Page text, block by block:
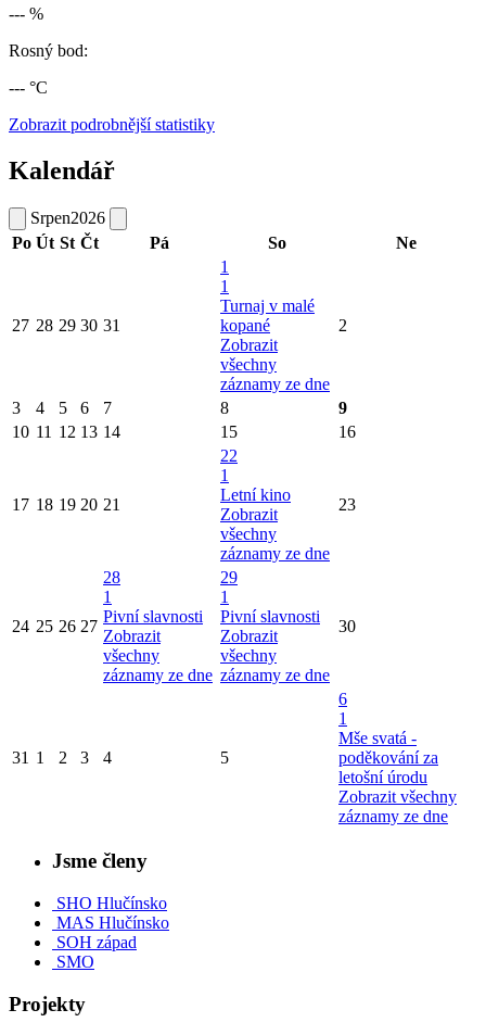
--- %
Rosný bod:
--- °C
Zobrazit podrobnější statistiky
Kalendář
Srpen2026
Po Út St Čt Pá So Ne
27 28 29 30 31
1
1
Turnaj v malé
kopané
Zobrazit
všechny
záznamy ze dne
2
3 4 5 6 7 8
9
10 11 12 13 14 15 16
17 18 19 20 21
22
1
Letní kino
Zobrazit
všechny
záznamy ze dne
23
24 25 26 27
28
1
Pivní slavnosti
Zobrazit
všechny
záznamy ze dne
29
1
Pivní slavnosti
Zobrazit
všechny
záznamy ze dne
30
31 1 2 3 4 5
6
1
Mše svatá -
poděkování za
letošní úrodu
Zobrazit všechny
záznamy ze dne
Jsme členy
SHO Hlučínsko
MAS Hlučínsko
SOH západ
SMO
Projekty